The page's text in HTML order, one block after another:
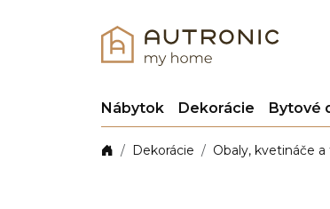
Nábytok Dekorácie Bytové
Dekorácie Obaly, kvetináče